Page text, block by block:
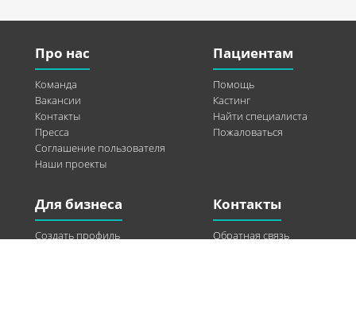
Про нас
Команда
Вакансии
Контакты
Пресса
Соглашение пользователя
Наши проекты
Пациентам
Помощь
Кастинг
Найти специалиста
Пожаловаться
Для бизнеса
Создать профиль
Контакты
Обратная связь